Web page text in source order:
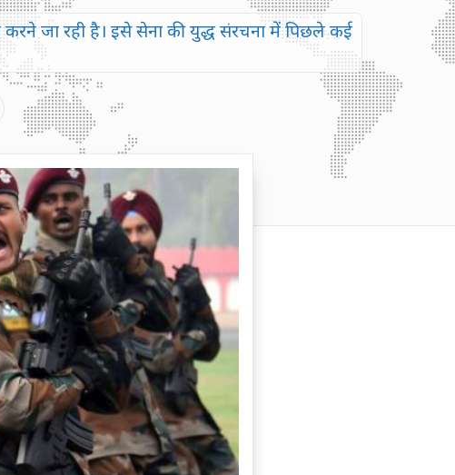
जा रही है। इसे सेना की युद्ध संरचना में पिछले कई